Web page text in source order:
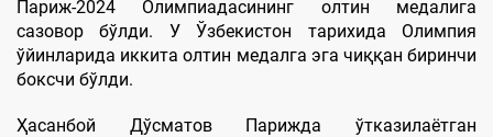
Париж-2024 Олимпиадасининг олтин медалига
сазовор бўлди. У Ўзбекистон тарихида Олимпия
ўйинларида иккита олтин медалга эга чиққан биринчи
боксчи бўлди.
Ҳасанбой Дўсматов Парижда ўтказилаётган